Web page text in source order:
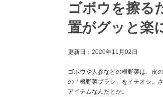
ゴボウを擦る
置がグッと楽
更新日： 2020年11月02日
ゴボウや人参などの根野菜は、皮
の「根野菜ブラシ」をイチオシ。
アイテムなんだとか。